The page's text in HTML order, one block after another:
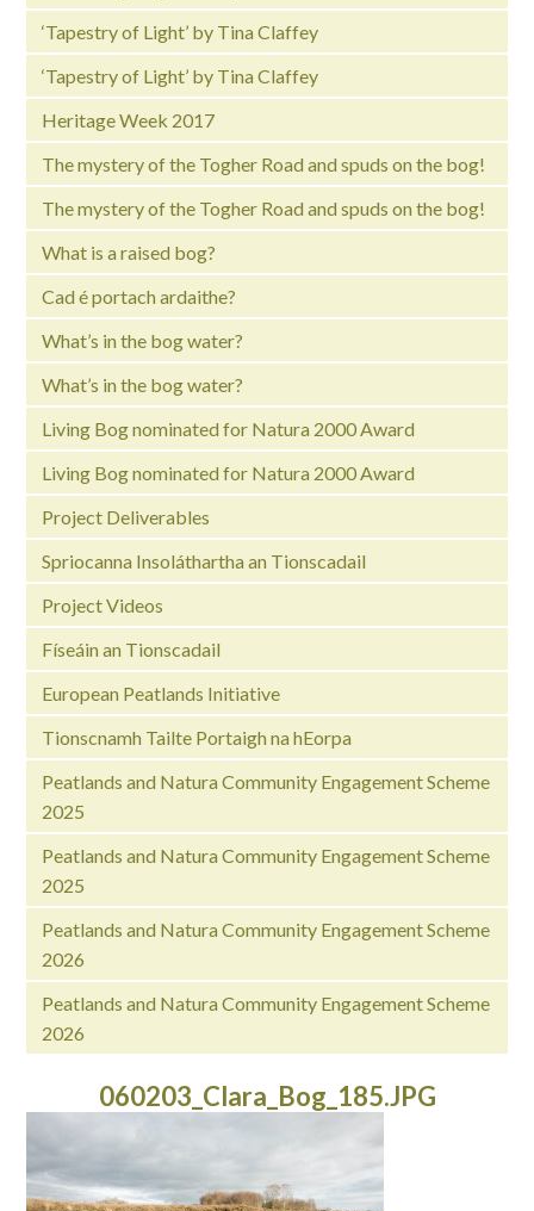
‘Tapestry of Light’ by Tina Claffey
‘Tapestry of Light’ by Tina Claffey
Heritage Week 2017
The mystery of the Togher Road and spuds on the bog!
The mystery of the Togher Road and spuds on the bog!
What is a raised bog?
Cad é portach ardaithe?
What’s in the bog water?
What’s in the bog water?
Living Bog nominated for Natura 2000 Award
Living Bog nominated for Natura 2000 Award
Project Deliverables
Spriocanna Insoláthartha an Tionscadail
Project Videos
Físeáin an Tionscadail
European Peatlands Initiative
Tionscnamh Tailte Portaigh na hEorpa
Peatlands and Natura Community Engagement Scheme
2025
Peatlands and Natura Community Engagement Scheme
2025
Peatlands and Natura Community Engagement Scheme
2026
Peatlands and Natura Community Engagement Scheme
2026
060203_Clara_Bog_185.JPG